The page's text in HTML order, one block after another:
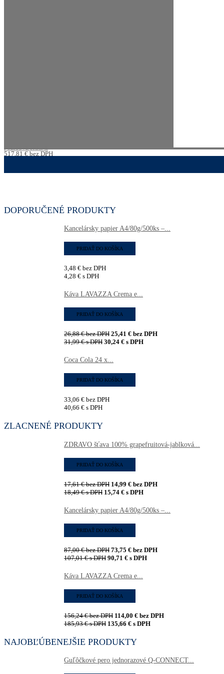
517,81€bez DPH
DOPORUČENÉ PRODUKTY
Kancelársky papier A4/80g/500ks –...
3,48 € bez DPH
4,28 € s DPH
PRIDAŤ DO KOŠÍKA
Káva LAVAZZA Crema e...
26,88€bez DPH 25,41 € bez DPH
31,99€s DPH 30,24 € s DPH
PRIDAŤ DO KOŠÍKA
Coca Cola 24 x...
33,06 € bez DPH
40,66 € s DPH
PRIDAŤ DO KOŠÍKA
ZLACNENÉ PRODUKTY
ZDRAVO šťava 100% grapefruitová-jablková...
17,61€bez DPH 14,99 € bez DPH
18,49€s DPH 15,74 € s DPH
PRIDAŤ DO KOŠÍKA
Kancelársky papier A4/80g/500ks –...
87,00€bez DPH 73,75 € bez DPH
107,01€s DPH 90,71 € s DPH
PRIDAŤ DO KOŠÍKA
Káva LAVAZZA Crema e...
156,24€bez DPH 114,00 € bez DPH
185,93€s DPH 135,66 € s DPH
PRIDAŤ DO KOŠÍKA
NAJOBĽÚBENEJŠIE PRODUKTY
Guľôčkové pero jednorazové Q-CONNECT...